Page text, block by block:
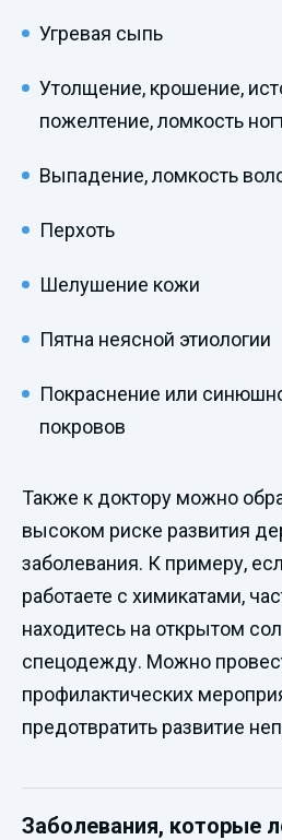
Угревая сыпь
Утолщение, крошение,
пожелтение, ломкость
Выпадение, ломкость
Перхоть
Шелушение кожи
Пятна неясной этиологии
Покраснение или
покровов
Также к доктору можно
высоком риске развития
заболевания. К примеру,
работаете с химикатами,
находитесь на открытом
спецодежду. Можно
профилактических
предотвратить развитие
Заболевания, которые